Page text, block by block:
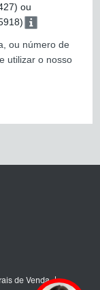
ou
ou número de
utilizar o nosso